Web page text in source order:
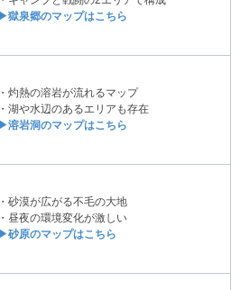
▶獄泉郷のマップはこちら
・灼熱の溶岩が流れるマップ
・湖や水辺のあるエリアも存在
▶溶岩洞のマップはこちら
・砂漠が広がる不毛の大地
・昼夜の環境変化が激しい
▶砂原のマップはこちら